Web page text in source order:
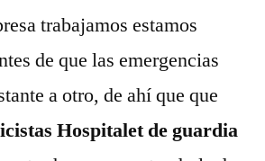
trabajamos estamos
de que las emergencias
a otro, de ahí que que
Hospitalet de guardia